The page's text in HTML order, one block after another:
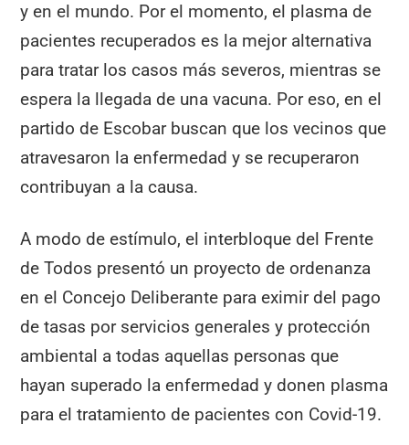
y en el mundo. Por el momento, el plasma de
pacientes recuperados es la mejor alternativa
para tratar los casos más severos, mientras se
espera la llegada de una vacuna. Por eso, en el
partido de Escobar buscan que los vecinos que
atravesaron la enfermedad y se recuperaron
contribuyan a la causa.
A modo de estímulo, el interbloque del Frente
de Todos presentó un proyecto de ordenanza
en el Concejo Deliberante para eximir del pago
de tasas por servicios generales y protección
ambiental a todas aquellas personas que
hayan superado la enfermedad y donen plasma
para el tratamiento de pacientes con Covid-19.